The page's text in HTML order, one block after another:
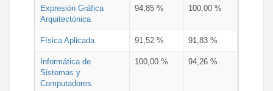
Expresión Gráfica
Arquitectónica
94,85 % 100,00 %
Física Aplicada 91,52 % 91,83 %
Informática de
Sistemas y
Computadores
100,00 % 94,26 %